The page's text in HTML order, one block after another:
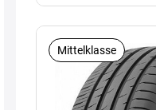
Mittelklasse